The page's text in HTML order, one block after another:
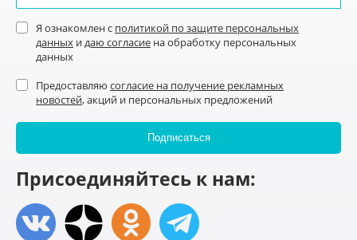
Я ознакомлен с политикой по защите персональных
данных идаю согласие на обработку персональных
данных
Предоставляю согласие на получение рекламных
новостей, акций и персональных предложений
Присоединяйтесь к нам: